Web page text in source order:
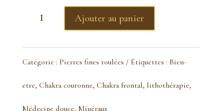
Charoïte
pierre
roulée
Ajouter au panier
Catégorie : Pierres fines roulées Étiquettes : Bien-
etre, Chakra couronne, Chakra frontal, lithothérapie,
Médecine douce, Minéraux